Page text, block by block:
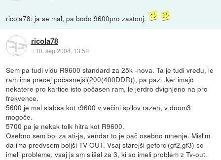
ricola78: ja se mal, pa bodo 9600pro zastonj.
ricola78
:: 10. sep 2004, 13:52
Sem pa tudi vidu R9600 standard za 25k -nova. Ta je tudi vredu, le
ram ima precej počasnejši(200(400DDR)), pa pazi ,ker imajo
nekatere pro kartice isto počasen ram, le jerdro dvignjeno na pro
frekvence.
5600 je mal slabša kot r9600 v večini špilov razen, v doom3
mogoče.
5700 pa je nekak tolk hitra kot R9600.
Osebno sem bol za ati-ja, vendar to je pač osebno mnenje. Mislim
da ima predvsem boljši TV-OUT. Vsaj starejši geforci(gf2,gf3) so
imeli probleme, vsaj js sm slišal za 3, ki so imeli problem z Tv-out.